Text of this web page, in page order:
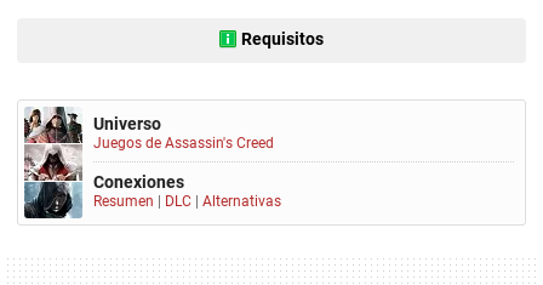
Requisitos
Universo
Juegos de Assassin's Creed
Conexiones
Resumen DLC Alternativas